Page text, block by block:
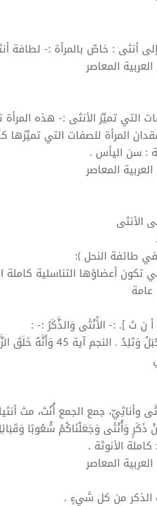
أنثى : خاصّ بالمرأة :- لطافة
العربية المعاصر
التي تميِّز الأنثى :- هذه المرأة
المرأة للصفات التي تميِّزها
: سن اليأس .
العربية المعاصر
طائفة النحل ):
تكون أعضاؤها التناسلية
ن ث ]. :- الأُنْثَى وَالذَّكَرُ :- :
وَأَنَّهُ خَلَقَ الزَّوْجَيْنِ الذَّكَرَ والأُنثَى ( قرآن ).
وأناثِيّ، جمع الجمع أُنُث، مث
ذَكَرٍ وَأُنْثَى وَجَعَلْنَاكُمْ شُعُوبًا
: كاملة الأنوثة .
العربية المعاصر
الذكر من كل شَيءٍ .